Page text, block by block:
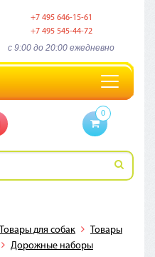
+7 495 646-15-61
+7 495 545-44-72
c 9:00 до 20:00 ежедневно
Toggle
navigation
0
Товары для собак
Товары
Дорожные наборы